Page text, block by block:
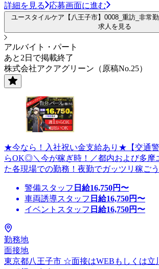
詳細を見る 応募画面に進む
ユースタイルケア【八王子市】0008_重訪_非常
求人を見る
アルバイト・パート
あと2日で掲載終了
株式会社アクアグリーン（原稿No.25）
★今なら！入社祝い金支給あり★【交通
らOK◎＼今が稼ぎ時！／都内および多摩
た各現場での勤務！夜勤でガッツリ稼ご
警備スタッフ 日給16,750円〜
車両誘導スタッフ 日給16,750円〜
イベントスタッフ 日給16,750円〜
勤務地
面接地
東京都八王子市 ☆面接はWEBもしくは立